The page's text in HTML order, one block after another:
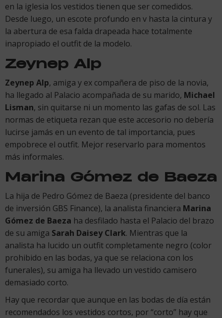
en la iglesia los vestidos tienen que ser comedidos.
Desde luego, un escote profundo en v hasta la cintura y
la abertura de esa falda drapeada hace totalmente
inapropiado el outfit de la modelo.
Zeynep Alp
Zeynep Alp, amiga y ex compañera de piso de la novia,
ha llegado al Palacio acompañada de su marido, Michael
Lisman, sin quitarse ni un momento las gafas de sol. Las
normas de etiqueta rezan que este accesorio no debería
lucirse jamás en un evento de tal importancia, pues
empobrece el outfit. Mejor reservarlo para momentos
más informales.
Marina Gómez de Baeza
La hija de Pedro Gómez de Baeza (presidente del banco
de inversión GBS Finance), la analista financiera Marina
Gómez de Baeza ha desfilado hasta el Palacio del brazo
de su amiga Sarah Daisey Clark. Mientras que la
analista ha lucido un outfit completamente negro (color
prohibido en las bodas, ya que se relaciona con los
funerales), su amiga ha llevado un vestido camisero
demasiado corto.
Hay que recordar que aunque en las bodas de día están
recomendados los vestidos cortos, por “corto” hay que